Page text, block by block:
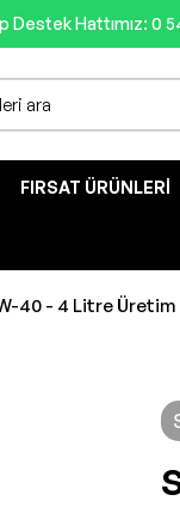
Destek Hattımız: 0
FIRSAT ÜRÜNLERI
40 - 4 Litre Üretim